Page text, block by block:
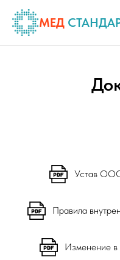
МЕД
Устав
Правила
Изменение в